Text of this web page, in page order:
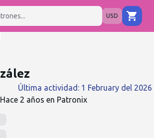
menu
USD
Última actividad : 1 February del 2026
Hace 2 años en Patronix